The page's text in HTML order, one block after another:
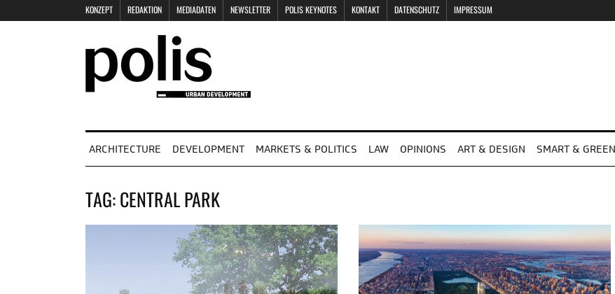
KONZEPT REDAKTION MEDIADATEN NEWSLETTER POLIS KEYNOTES KONTAKT DATENSCHUTZ IMPRESSUM
ARCHITECTURE DEVELOPMENT MARKETS & POLITICS LAW OPINIONS ART & DESIGN SMART & GREEN
TAG:CENTRAL PARK